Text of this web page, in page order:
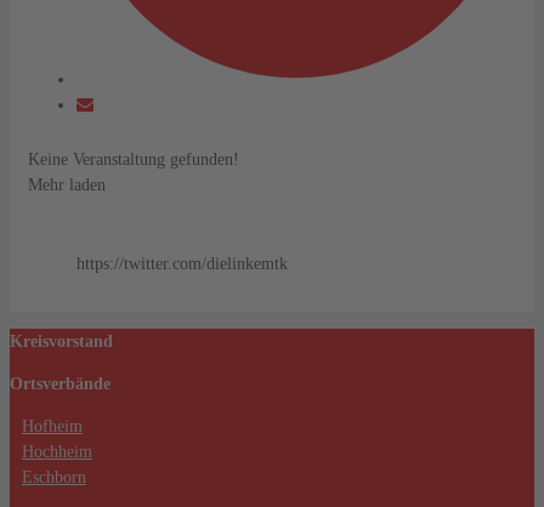
Keine Veranstaltung gefunden!
Mehr laden
https://twitter.com/dielinkemtk
Kreisvorstand
Ortsverbände
Hofheim
Hochheim
Eschborn